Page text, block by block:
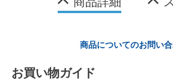
商品についてのお問い
お買い物ガイド